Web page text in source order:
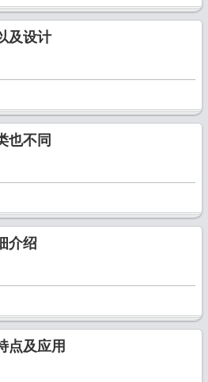
及设计
也不同
介绍
点及应用